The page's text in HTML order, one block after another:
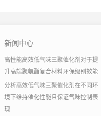
新闻中心
高性能高效低气味三聚催化剂对于提
升高端聚氨酯复合材料环保级别效能
分析高效低气味三聚催化剂在不同环
境下维持催化性能且保证气味控制表
现